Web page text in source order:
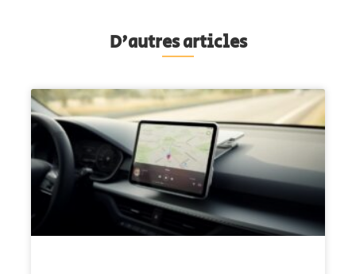
D'autres articles